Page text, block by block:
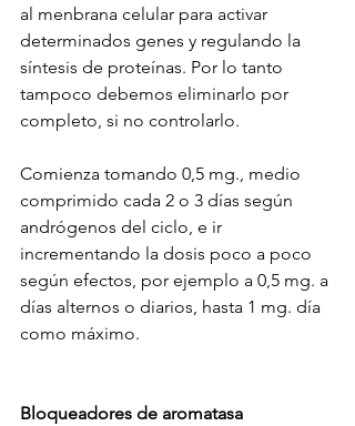
al menbrana celular para activar
determinados genes y regulando la
síntesis de proteínas. Por lo tanto
tampoco debemos eliminarlo por
completo, si no controlarlo.
Comienza tomando 0,5 mg., medio
comprimido cada 2 o 3 días según
andrógenos del ciclo, e ir
incrementando la dosis poco a poco
según efectos, por ejemplo a 0,5 mg. a
días alternos o diarios, hasta 1 mg. día
como máximo.
Bloqueadores de aromatasa